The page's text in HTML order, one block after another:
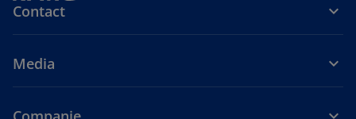
Contact
Media